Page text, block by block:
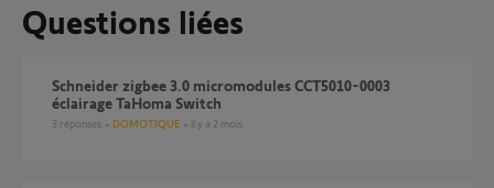
Questions liées
Schneider zigbee 3.0 micromodules CCT5010-0003
éclairage TaHoma Switch
3 réponses DOMOTIQUE il y a 2 mois